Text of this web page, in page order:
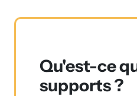
Qu'est-ce
supports ?